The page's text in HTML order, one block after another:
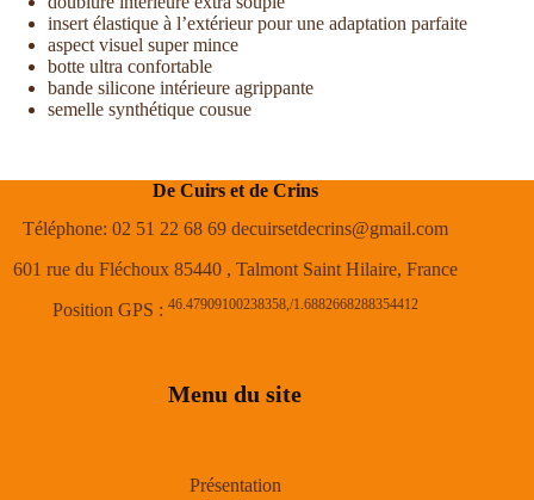
insert élastique à l’extérieur pour une adaptation parfaite
aspect visuel super mince
botte ultra confortable
bande silicone intérieure agrippante
semelle synthétique cousue
De Cuirs et de Crins
Téléphone: 02 51 22 68 69 decuirsetdecrins@gmail.com
601 rue du Fléchoux 85440 , Talmont Saint Hilaire, France
Position GPS : 46.47909100238358,/1.6882668288354412
Menu du site
Présentation